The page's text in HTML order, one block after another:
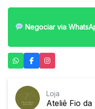
Negociar via
Ateliê Fio
Loja